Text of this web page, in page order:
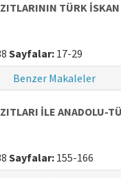
TÜRK
Sayfalar: 17-29
Benzer Makaleler
İLE ANADOLU-
Sayfalar: 155-166